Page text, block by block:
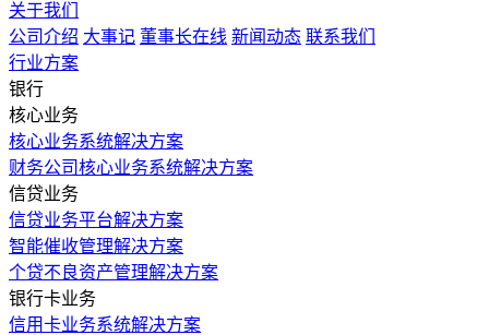
关于我们
公司介绍 大事记 董事长在线 新闻动态 联系我们
行业方案
银行
核心业务
核心业务系统解决方案
财务公司核心业务系统解决方案
信贷业务
信贷业务平台解决方案
智能催收管理解决方案
个贷不良资产管理解决方案
银行卡业务
信用卡业务系统解决方案